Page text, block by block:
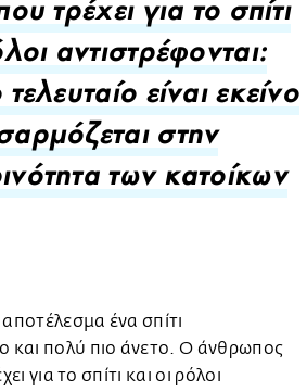
τρέχει για το σπίτι
αντιστρέφονται:
είναι εκείνο
στην
των κατοίκων
ένα σπίτι
και πολύ πιο άνετο. Ο άνθρωπος
για το σπίτι και οι ρόλοι